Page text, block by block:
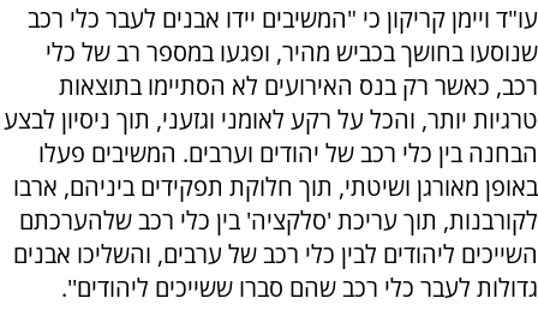
עו"ד ויימן קריקון כי "המשיבים יידו אבנים לעבר כלי רכב
שנוסעו בחושך בכביש מהיר, ופגעו במספר רב של כלי
רכב, כאשר רק בנס האירועים לא הסתיימו בתוצאות
טרגיות יותר, והכל על רקע לאומני וגזעני, תוך ניסיון לבצע
הבחנה בין כלי רכב של יהודים וערבים. המשיבים פעלו
באופן מאורגן ושיטתי, תוך חלוקת תפקידים ביניהם, ארבו
לקורבנות, תוך עריכת 'סלקציה' בין כלי רכב שלהערכתם
השייכים ליהודים לבין כלי רכב של ערבים, והשליכו אבנים
גדולות לעבר כלי רכב שהם סברו ששייכים ליהודים''.